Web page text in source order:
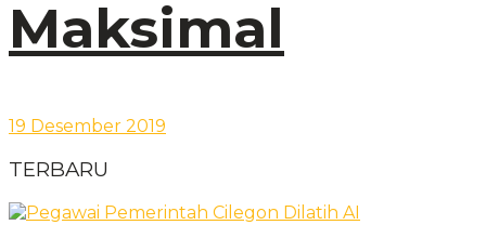
Maksimal
19 Desember 2019
TERBARU